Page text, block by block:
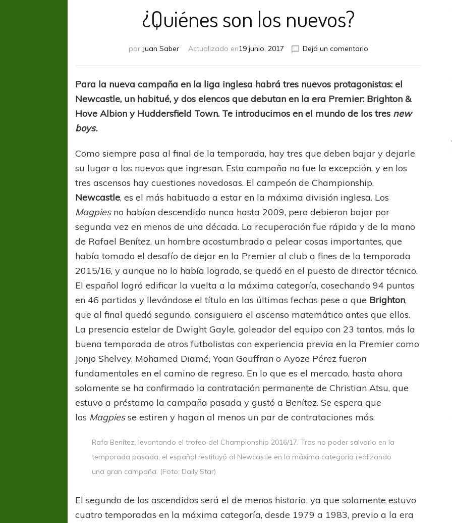
¿Quiénes son los nuevos?
por Juan Saber Actualizado en19 junio, 2017 Dejá un comentarioen
los
nuevos?
Para la nueva campaña en la liga inglesa habrá tres nuevos protagonistas: el
Newcastle, un habitué, y dos elencos que debutan en la era Premier: Brighton &
Hove Albion y Huddersfield Town. Te introducimos en el mundo de los tres new
boys.
Como siempre pasa al final de la temporada, hay tres que deben bajar y dejarle
su lugar a los nuevos que ingresan. Esta campaña no fue la excepción, y en los
tres ascensos hay cuestiones novedosas. El campeón de Championship,
Newcastle, es el más habituado a estar en la máxima división inglesa. Los
Magpiesno habían descendido nunca hasta 2009, pero debieron bajar por
segunda vez en menos de una década. La recuperación fue rápida y de la mano
de Rafael Benítez, un hombre acostumbrado a pelear cosas importantes, que
había tomado el desafío de dejar en la Premier al club a fines de la temporada
2015/16, y aunque no lo había logrado, se quedó en el puesto de director técnico.
El español logró edificar la vuelta a la máxima categoría, cosechando 94 puntos
en 46 partidos y llevándose el título en las últimas fechas pese a que Brighton,
que al final quedó segundo, consiguiera el ascenso matemático antes que ellos.
La presencia estelar de Dwight Gayle, goleador del equipo con 23 tantos, más la
buena temporada de otros futbolistas con experiencia previa en la Premier como
Jonjo Shelvey, Mohamed Diamé, Yoan Gouffran o Ayoze Pérez fueron
fundamentales en el camino de regreso. En lo que es el mercado, hasta ahora
solamente se ha confirmado la contratación permanente de Christian Atsu, que
estuvo a préstamo la campaña pasada y gustó a Benítez. Se espera que
los Magpiesse estiren y hagan al menos un par de contrataciones más.
Rafa Benítez, levantando el trofeo del Championship 2016/17. Tras no poder salvarlo en la
temporada pasada, el español restituyó al Newcastle en la máxima categoría realizando
una gran campaña. (Foto: Daily Star)
El segundo de los ascendidos será el de menos historia, ya que solamente estuvo
cuatro temporadas en la máxima categoría, desde 1979 a 1983, previo a la era
COPA SUDAMERICANA
A pesar de la derrota Tigre avanzó a
COPA SUDAMERICANA
Sur Defendido
UEFA CHAMPIONS LEAGUE
PSG celebró el bicampeonato
REGIONAL AMATEUR
jugará ante Estrella del Sur en el
FÚTBOL FEMENINO
LIGA DE LA COSTA
Las campeonas festejaron ante su gente